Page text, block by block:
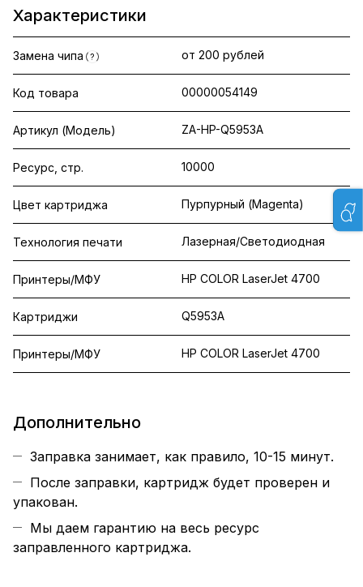
Характеристики
Замена чипа ? от 200 рублей
Код товара 00000054149
Артикул (Модель) ZA-HP-Q5953A
Ресурс, стр. 10000
Цвет картриджа Пурпурный (Magenta)
Технология печати Лазерная/Светодиодная
Принтеры/МФУ HP COLOR LaserJet 4700
Картриджи Q5953A
Принтеры/МФУ HP COLOR LaserJet 4700
Дополнительно
Заправка занимает, как правило, 10-15 минут.
После заправки, картридж будет проверен и
упакован.
Мы даем гарантию на весь ресурс
заправленного картриджа.